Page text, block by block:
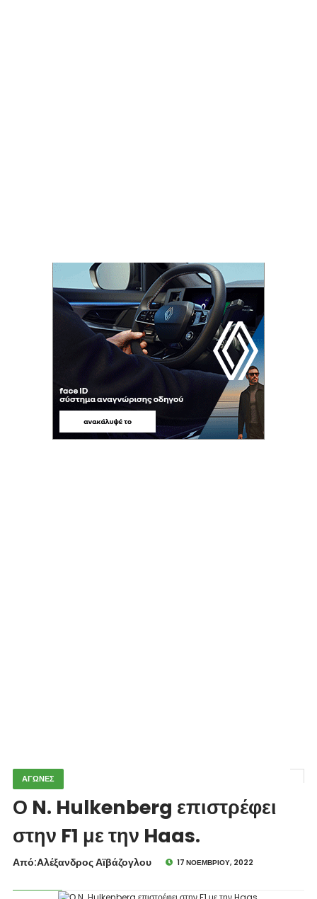
ΑΓΩΝΕΣ
Ο N. Hulkenberg επιστρέφει
στην F1 με την Haas.
Από:Aλέξανδρος Αϊβάζογλου 17 ΝΟΕΜΒΡΊΟΥ, 2022